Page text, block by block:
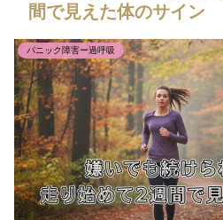
間で見えた体のサイン
パニック障害ー過呼吸